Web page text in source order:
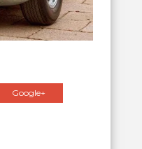
Google+